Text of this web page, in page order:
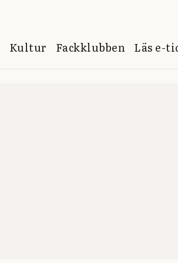
Kultur Fackklubben Läs e-